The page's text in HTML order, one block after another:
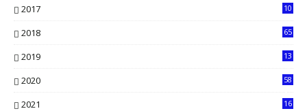
2017 10
2018 65
2019
13
2020
58
2021
16